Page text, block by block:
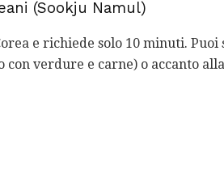
(Sookju Namul)
e richiede solo 10 minuti. Puoi
verdure e carne) o accanto